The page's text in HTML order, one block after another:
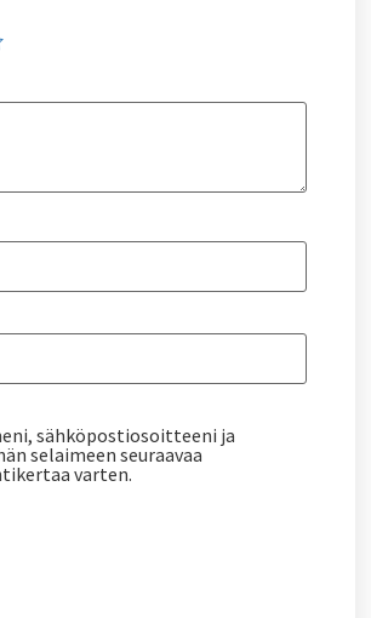
sähköpostiosoitteeni ja
selaimeen seuraavaa
varten.